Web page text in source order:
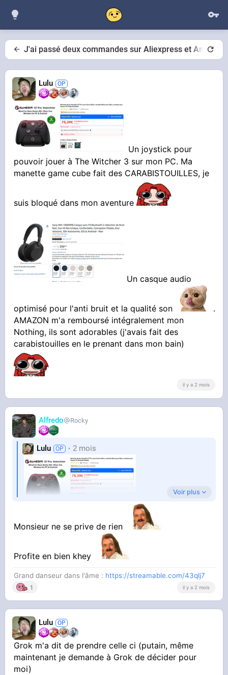
J'ai passé deux commandes sur Aliexpress et Amazon
Lulu
Un joystick pour
pouvoir jouer à The Witcher 3 sur mon PC. Ma
manette game cube fait des CARABISTOUILLES, je
suis bloqué dans mon aventure
Un casque audio
optimisé pour l'anti bruit et la qualité son
.
AMAZON m'a remboursé intégralement mon
Nothing, ils sont adorables (j'avais fait des
carabistouilles en le prenant dans mon bain)
il y a 2 mois
Alfredo Rocky
Lulu 2 mois
Un joystick pour
pouvoir jouer à The Witcher 3 sur mon PC. Ma
manette game cube fait des
CARABISTOUILLES, je suis bloqué dans mon
aventure
Un casque audio
optimisé pour l'anti bruit et la qualité son
Voir plus
Monsieur ne se prive de rien
Profite en bien khey
Grand danseur dans l'âme : https://streamable.com/43qlj7
1 il y a 2 mois
Lulu
Grok m'a dit de prendre celle ci (putain, même
maintenant je demande à Grok de décider pour
moi)